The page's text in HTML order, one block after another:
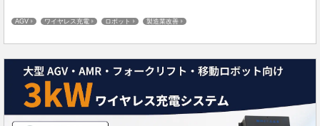
を利用して充電することで、充電のために車両を...
AGV ワイヤレス充電 ロボット 製造業改善